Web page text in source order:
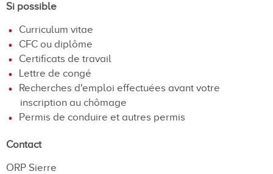
Si possible
Curriculum vitae
CFC ou diplôme
Certificats de travail
Lettre de congé
Recherches d'emploi effectuées avant votre
inscription au chômage
Permis de conduire et autres permis
Contact
ORP Sierre